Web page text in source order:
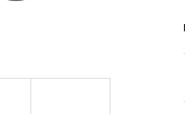
DONKEY